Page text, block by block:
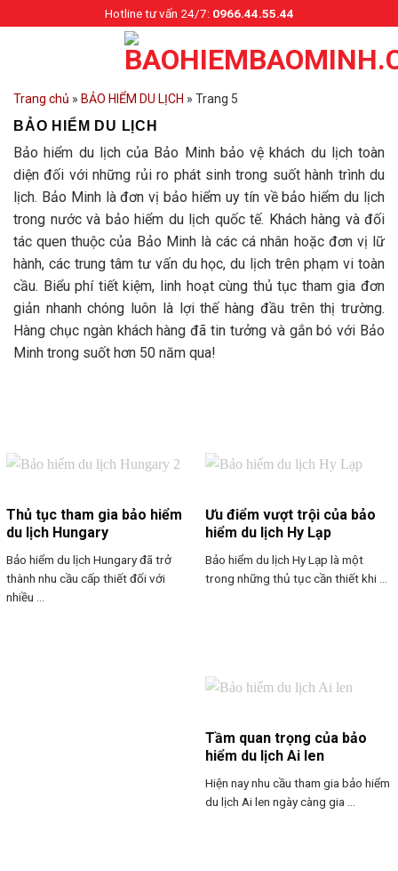
to
Hotline tư vấn 24/7:0966.44.55.44
Trang chủ » BẢO HIỂM DU LỊCH » Trang 5
BẢO HIỂM DU LỊCH
Bảo hiểm du lịch của Bảo Minh bảo vệ khách du lịch toàn
diện đối với những rủi ro phát sinh trong suốt hành trình du
lịch. Bảo Minh là đơn vị bảo hiểm uy tín về bảo hiểm du lịch
trong nước và bảo hiểm du lịch quốc tế. Khách hàng và đối
tác quen thuộc của Bảo Minh là các cá nhân hoặc đơn vị lữ
hành, các trung tâm tư vấn du học, du lịch trên phạm vi toàn
cầu. Biểu phí tiết kiệm, linh hoạt cùng thủ tục tham gia đơn
giản nhanh chóng luôn là lợi thế hàng đầu trên thị trường.
Hàng chục ngàn khách hàng đã tin tưởng và gắn bó với Bảo
Minh trong suốt hơn 50 năm qua!
Thủ tục tham gia bảo hiểm
du lịch Hungary
Bảo hiểm du lịch Hungary đã trở
thành nhu cầu cấp thiết đối với
nhiều ...
Ưu điểm vượt trội của bảo
hiểm du lịch Hy Lạp
Bảo hiểm du lịch Hy Lạp là một
trong những thủ tục cần thiết khi ...
Tầm quan trọng của bảo
hiểm du lịch Ai len
Hiện nay nhu cầu tham gia bảo hiểm
du lịch Ai len ngày càng gia ...